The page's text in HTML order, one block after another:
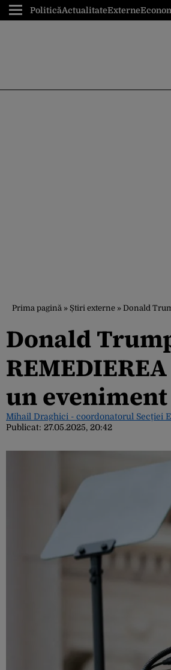
PoliticăActualitateExterne
Prima pagină » Știri externe » Donald
Donald
un
Mihail Draghici - coordonatorul Secției
Publicat: 27.05.2025, 20:42